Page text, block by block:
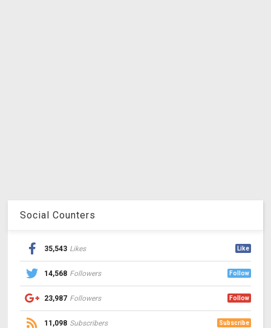
Social Counters
35,543 Likes Like
14,568 Followers Follow
23,987 Followers Follow
11,098 Subscribers Subscribe